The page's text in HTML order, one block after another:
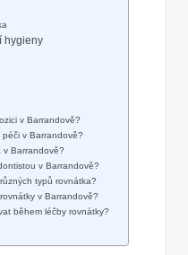
hygieny
v Barrandově?
v Barrandově?
v Barrandově?
v Barrandově?
typů rovnátka?
v Barrandově?
během léčby rovnátky?